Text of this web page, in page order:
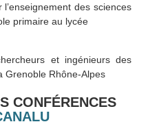
des sciences
primaire au lycée
et ingénieurs des
Grenoble Rhône-Alpes
CONFÉRENCES